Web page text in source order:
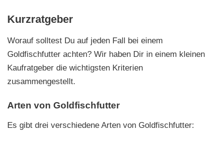
Kurzratgeber
Worauf solltest Du auf jeden Fall bei einem
Goldfischfutter achten? Wir haben Dir in einem kleinen
Kaufratgeber die wichtigsten Kriterien
zusammengestellt.
Arten von Goldfischfutter
Es gibt drei verschiedene Arten von Goldfischfutter: